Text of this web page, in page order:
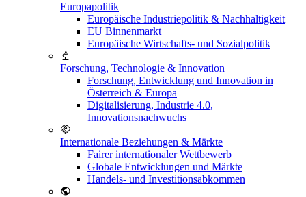
Europapolitik
Europäische Industriepolitik & Nachhaltigkeit
EU Binnenmarkt
Europäische Wirtschafts- und Sozialpolitik
Forschung, Technologie & Innovation
Forschung, Entwicklung und Innovation in
Österreich & Europa
Digitalisierung, Industrie 4.0,
Innovationsnachwuchs
Internationale Beziehungen & Märkte
Fairer internationaler Wettbewerb
Globale Entwicklungen und Märkte
Handels- und Investitionsabkommen